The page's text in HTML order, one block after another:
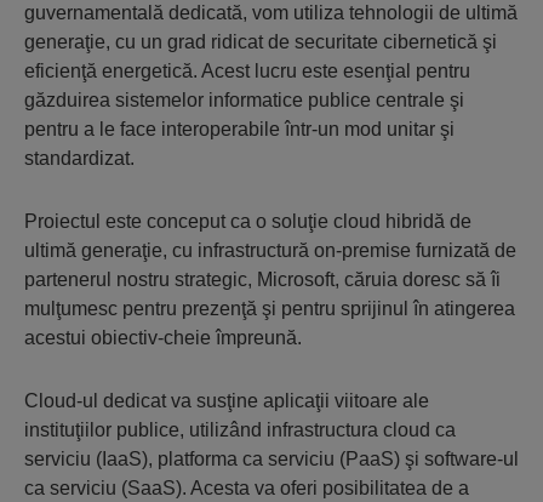
guvernamentală dedicată, vom utiliza tehnologii de ultimă
generaţie, cu un grad ridicat de securitate cibernetică şi
eficienţă energetică. Acest lucru este esenţial pentru
găzduirea sistemelor informatice publice centrale şi
pentru a le face interoperabile într-un mod unitar şi
standardizat.
Proiectul este conceput ca o soluţie cloud hibridă de
ultimă generaţie, cu infrastructură on-premise furnizată de
partenerul nostru strategic, Microsoft, căruia doresc să îi
mulţumesc pentru prezenţă şi pentru sprijinul în atingerea
acestui obiectiv-cheie împreună.
Cloud-ul dedicat va susţine aplicaţii viitoare ale
instituţiilor publice, utilizând infrastructura cloud ca
serviciu (IaaS), platforma ca serviciu (PaaS) şi software-ul
ca serviciu (SaaS). Acesta va oferi posibilitatea de a